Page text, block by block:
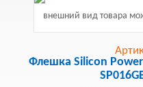
внешний вид товара
Флешка Silicon